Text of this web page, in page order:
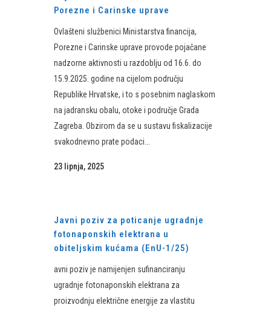
Porezne i Carinske uprave
Ovlašteni službenici Ministarstva financija,
Porezne i Carinske uprave provode pojačane
nadzorne aktivnosti u razdoblju od 16.6. do
15.9.2025. godine na cijelom području
Republike Hrvatske, i to s posebnim naglaskom
na jadransku obalu, otoke i područje Grada
Zagreba. Obzirom da se u sustavu fiskalizacije
svakodnevno prate podaci...
23 lipnja, 2025
Javni poziv za poticanje ugradnje
fotonaponskih elektrana u
obiteljskim kućama (EnU-1/25)
avni poziv je namijenjen sufinanciranju
ugradnje fotonaponskih elektrana za
proizvodnju električne energije za vlastitu